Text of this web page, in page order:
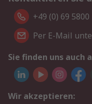
+49 (0) 69 5800
Per E-Mail
Sie finden uns auch
Wir akzeptieren: